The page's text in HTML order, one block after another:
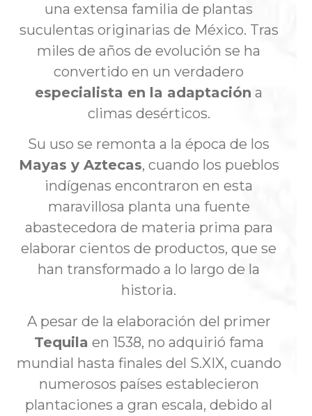
una extensa familia de plantas
suculentas originarias de México. Tras
miles de años de evolución se ha
convertido en un verdadero
especialista en la adaptación a
climas desérticos.
Su uso se remonta a la época de los
Mayas y Aztecas, cuando los pueblos
indígenas encontraron en esta
maravillosa planta una fuente
abastecedora de materia prima para
elaborar cientos de productos, que se
han transformado a lo largo de la
historia.
A pesar de la elaboración del primer
Tequila en 1538, no adquirió fama
mundial hasta finales del S.XIX, cuando
numerosos países establecieron
plantaciones a gran escala, debido al